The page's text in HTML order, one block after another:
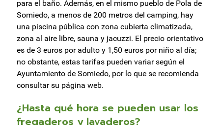
para el baño. Además, en el mismo pueblo de Pola de
Somiedo, a menos de 200 metros del camping, hay
una piscina pública con zona cubierta climatizada,
zona al aire libre, sauna y jacuzzi. El precio orientativo
es de 3 euros por adulto y 1,50 euros por niño al día;
no obstante, estas tarifas pueden variar según el
Ayuntamiento de Somiedo, por lo que se recomienda
consultar su página web.
¿Hasta qué hora se pueden usar los
fregaderos y lavaderos?